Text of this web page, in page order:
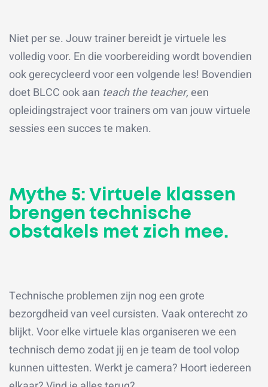
Niet per se. Jouw trainer bereidt je virtuele les
volledig voor. En die voorbereiding wordt bovendien
ook gerecycleerd voor een volgende les! Bovendien
doet BLCC ook aan teach the teacher,een
opleidingstraject voor trainers om van jouw virtuele
sessies een succes te maken.
Mythe 5: Virtuele klassen
brengen technische
obstakels met zich mee.
Technische problemen zijn nog een grote
bezorgdheid van veel cursisten. Vaak onterecht zo
blijkt. Voor elke virtuele klas organiseren we een
technisch demo zodat jij en je team de tool volop
kunnen uittesten. Werkt je camera? Hoort iedereen